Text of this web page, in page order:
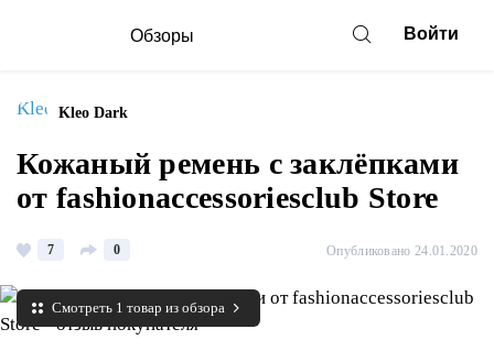
Обзоры Войти
Kleo Dark
Кожаный ремень с заклёпками
от fashionaccessoriesclub Store
7 0 Опубликовано 24.01.2020
Смотреть 1 товар из обзора